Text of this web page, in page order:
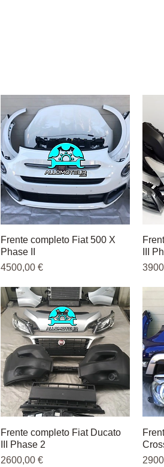
Vista rápida
Frente completo Fiat 500 X
Phase II
Precio
4500,00 €
III
Vista rápida
Frente completo Fiat Ducato
III Phase 2
Precio
2600,00 €